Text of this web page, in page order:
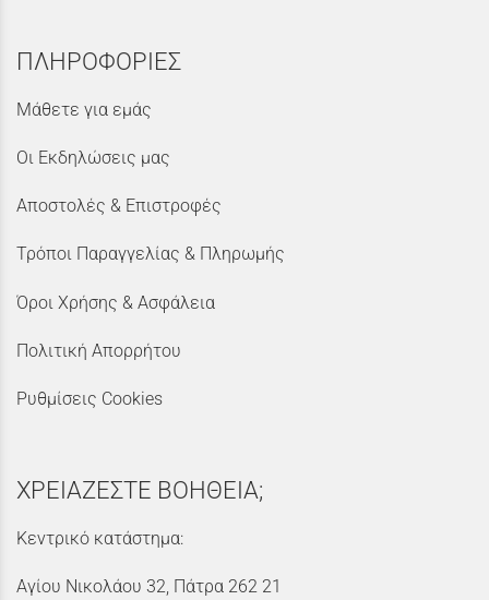
ΠΛΗΡΟΦΟΡΙΕΣ
Μάθετε για εμάς
Οι Εκδηλώσεις μας
Αποστολές & Επιστροφές
Τρόποι Παραγγελίας & Πληρωμής
Όροι Χρήσης & Ασφάλεια
Πολιτική Απορρήτου
Ρυθμίσεις Cookies
ΧΡΕΙΑΖΕΣΤΕ ΒΟΗΘΕΙΑ;
Κεντρικό κατάστημα:
Αγίου Νικολάου 32, Πάτρα 262 21